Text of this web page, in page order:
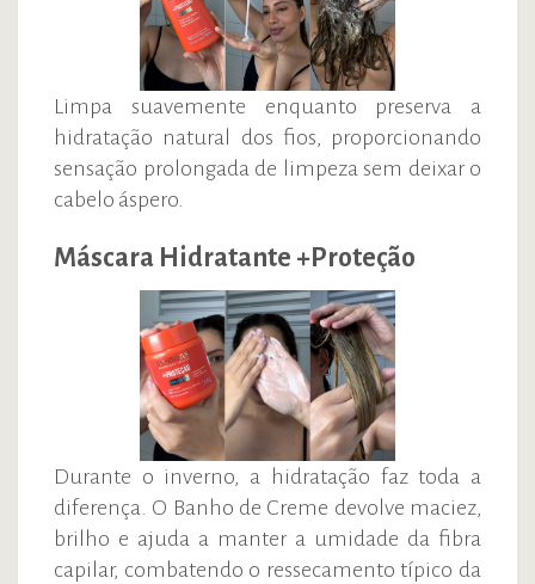
Limpa suavemente enquanto preserva a
hidratação natural dos fios, proporcionando
sensação prolongada de limpeza sem deixar o
cabelo áspero.
Máscara Hidratante +Proteção
Durante o inverno, a hidratação faz toda a
diferença. O Banho de Creme devolve maciez,
brilho e ajuda a manter a umidade da fibra
capilar, combatendo o ressecamento típico da